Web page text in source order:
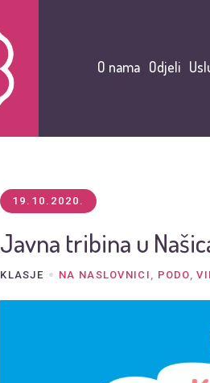
O nama Odjeli
19.10.2020.
Javna tribina u
KLASJE NA NASLOVNICI , PODO,